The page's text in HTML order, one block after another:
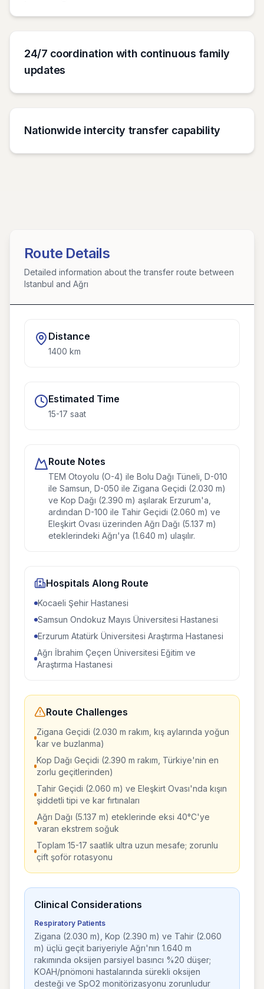
24/7 coordination with continuous family
updates
Nationwide intercity transfer capability
Route Details
Detailed information about the transfer route between
Istanbul and Ağrı
Distance
1400 km
Estimated Time
15-17 saat
Route Notes
TEM Otoyolu (O-4) ile Bolu Dağı Tüneli, D-010
ile Samsun, D-050 ile Zigana Geçidi (2.030 m)
ve Kop Dağı (2.390 m) aşılarak Erzurum'a,
ardından D-100 ile Tahir Geçidi (2.060 m) ve
Eleşkirt Ovası üzerinden Ağrı Dağı (5.137 m)
eteklerindeki Ağrı'ya (1.640 m) ulaşılır.
Hospitals Along Route
Kocaeli Şehir Hastanesi
Samsun Ondokuz Mayıs Üniversitesi Hastanesi
Erzurum Atatürk Üniversitesi Araştırma Hastanesi
Ağrı İbrahim Çeçen Üniversitesi Eğitim ve
Araştırma Hastanesi
Route Challenges
Zigana Geçidi (2.030 m rakım, kış aylarında yoğun
kar ve buzlanma)
Kop Dağı Geçidi (2.390 m rakım, Türkiye'nin en
zorlu geçitlerinden)
Tahir Geçidi (2.060 m) ve Eleşkirt Ovası'nda kışın
şiddetli tipi ve kar fırtınaları
Ağrı Dağı (5.137 m) eteklerinde eksi 40°C'ye
varan ekstrem soğuk
Toplam 15-17 saatlik ultra uzun mesafe; zorunlu
çift şoför rotasyonu
Clinical Considerations
Respiratory Patients
Zigana (2.030 m), Kop (2.390 m) ve Tahir (2.060
m) üçlü geçit bariyeriyle Ağrı'nın 1.640 m
rakımında oksijen parsiyel basıncı %20 düşer;
KOAH/pnömoni hastalarında sürekli oksijen
desteği ve SpO2 monitörizasyonu zorunludur